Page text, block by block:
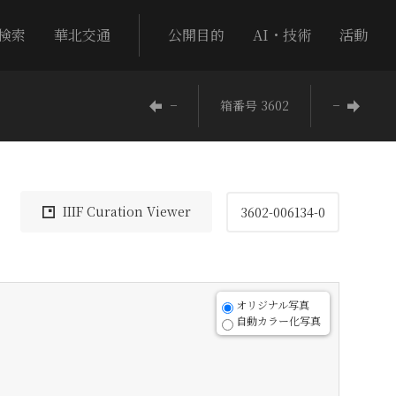
索 華北交通 公開目的 AI・技術 活動
− 箱番号 3602 −
IIIF Curation Viewer 3602-006134-0
オリジナル写真
自動カラー化写真